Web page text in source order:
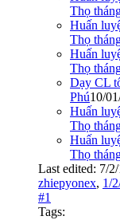
Thọ
Huấn
Thọ
Huấn
Thọ
Dạy CL
Phú10/
Huấn
Thọ
Huấn
Thọ
Last edited: 7/
zhiepyonex, 1/
#1
Tags: